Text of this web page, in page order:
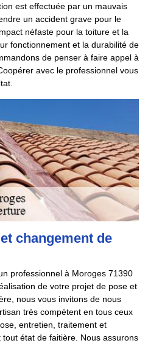
est effectuée par un mauvais
un accident grave pour le
néfaste pour la toiture et la
fonctionnement et la durabilité de
de penser à faire appel à
avec le professionnel vous
changement de
professionnel à Moroges 71390
de votre projet de pose et
nous vous invitons de nous
très compétent en tous ceux
entretien, traitement et
état de faitière. Nous assurons